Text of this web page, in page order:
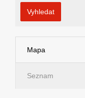
Vyhledat
Mapa
Seznam